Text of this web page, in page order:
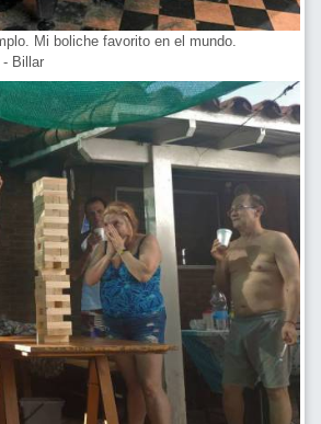
Mi boliche favorito en el mundo.
- Billar